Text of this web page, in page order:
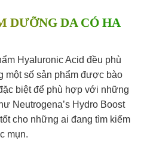
DƯỠNG DA CÓ HA
Hyaluronic Acid đều phù
một số sản phẩm được bào
biệt để phù hợp với những
Neutrogena’s Hydro Boost
cho những ai đang tìm kiếm
mụn.